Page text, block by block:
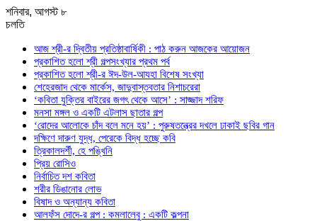
শনিবার, আগস্ট ৮
চলতি
আজ শ্রী-র দ্বিতীয় প্রতিষ্ঠাবার্ষিকী : পাঠ করুন আজকের আয়োজন
প্রকাশিত হলো শ্রী গল্পসংখ্যার প্রথম পর্ব
প্রকাশিত হলো শ্রী-র ঈদ-উল-আযহা বিশেষ সংখ্যা
শেহেরজাদ থেকে মার্কেস, জাদুবাস্তবতার নিশাচরেরা
‘কবিতা যুক্তির বাইরের জগৎ থেকে আসে’ : সাজ্জাদ শরিফ
মনসা মঙ্গল ও একটি এটলাস ছাতার গল্প
‘রোদের আলোকে চাঁদ বলে মনে হয়’ : পুরুষতন্ত্রের দখলে ঢাকাই ছবির গান
দক্ষিণে দারুণ যুদ্ধ, পেরেকে বিদ্ধ হচ্ছে কবি
ত্রিকালদর্শী, হে পঙ্খিনি
প্রিয় রোসিও
নির্বাচিত দশ কবিতা
শরীর ডিঙানোর লোভ
বিষাদ ও অন্যান্য কবিতা
আলফঁস দোদে-র গল্প : কমলালেবু : একটি কল্পনা